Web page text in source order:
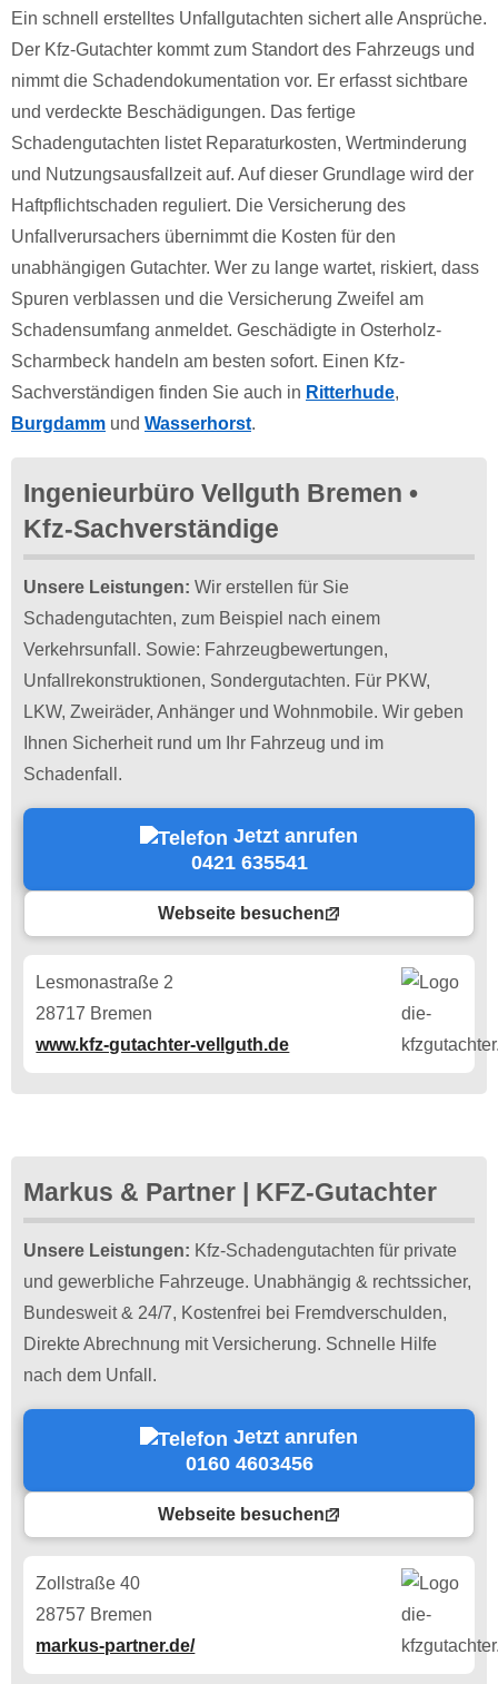
Ein schnell erstelltes Unfallgutachten sichert alle Ansprüche.
Der Kfz-Gutachter kommt zum Standort des Fahrzeugs und
nimmt die Schadendokumentation vor. Er erfasst sichtbare
und verdeckte Beschädigungen. Das fertige
Schadengutachten listet Reparaturkosten, Wertminderung
und Nutzungsausfallzeit auf. Auf dieser Grundlage wird der
Haftpflichtschaden reguliert. Die Versicherung des
Unfallverursachers übernimmt die Kosten für den
unabhängigen Gutachter. Wer zu lange wartet, riskiert, dass
Spuren verblassen und die Versicherung Zweifel am
Schadensumfang anmeldet. Geschädigte in Osterholz-
Scharmbeck handeln am besten sofort. Einen Kfz-
Sachverständigen finden Sie auch in Ritterhude,
Burgdamm und Wasserhorst.
Ingenieurbüro Vellguth Bremen •
Kfz-Sachverständige
Unsere Leistungen: Wir erstellen für Sie
Schadengutachten, zum Beispiel nach einem
Verkehrsunfall. Sowie: Fahrzeugbewertungen,
Unfallrekonstruktionen, Sondergutachten. Für PKW,
LKW, Zweiräder, Anhänger und Wohnmobile. Wir geben
Ihnen Sicherheit rund um Ihr Fahrzeug und im
Schadenfall.
Jetzt anrufen
0421 635541
Webseite besuchen
Lesmonastraße 2
28717 Bremen
www.kfz-gutachter-vellguth.de
Markus & Partner | KFZ-Gutachter
Unsere Leistungen: Kfz-Schadengutachten für private
und gewerbliche Fahrzeuge. Unabhängig & rechtssicher,
Bundesweit & 24/7, Kostenfrei bei Fremdverschulden,
Direkte Abrechnung mit Versicherung. Schnelle Hilfe
nach dem Unfall.
Jetzt anrufen
0160 4603456
Webseite besuchen
Zollstraße 40
28757 Bremen
markus-partner.de/